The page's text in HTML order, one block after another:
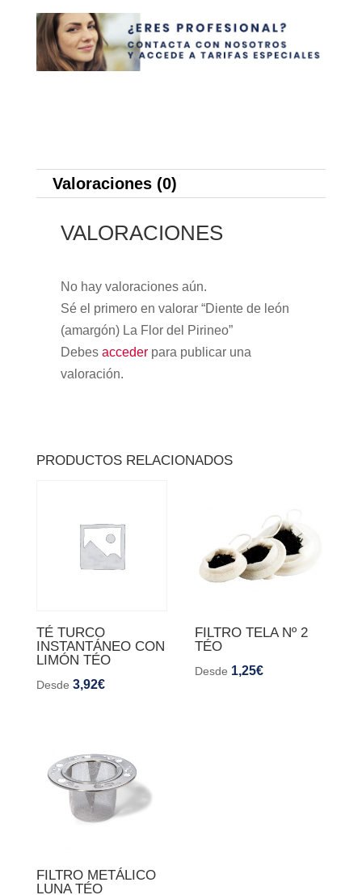
Valoraciones (0)
VALORACIONES
No hay valoraciones aún.
Sé el primero en valorar “Diente de león
(amargón) La Flor del Pirineo”
Debes accederpara publicar una
valoración.
PRODUCTOS RELACIONADOS
TÉ TURCO
INSTANTÁNEO CON
LIMÓN TÉO
Desde 3,92€
FILTRO TELA Nº 2
TÉO
Desde 1,25€
FILTRO METÁLICO
LUNA TÉO